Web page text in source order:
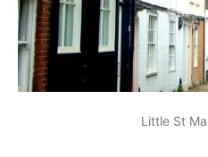
Little St